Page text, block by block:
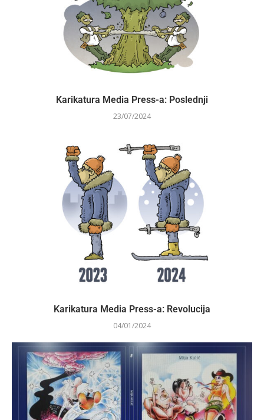
Karikatura Media Press-a: Poslednji
23/07/2024
Karikatura Media Press-a: Revolucija
04/01/2024